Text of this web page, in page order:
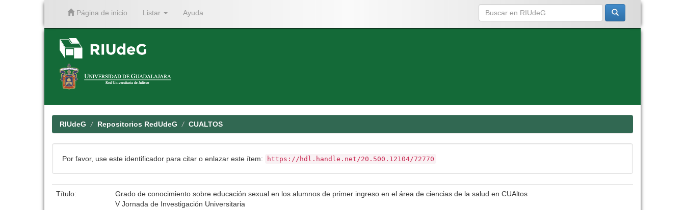
Página de inicio Listar Ayuda
RIUdeG Repositorios RedUdeG CUALTOS
Por favor, use este identificador para citar o enlazar este ítem: https://hdl.handle.net/20.500.12104/72770
Título:
Grado de conocimiento sobre educación sexual en los alumnos de primer ingreso en el área de ciencias de la salud en CUAltos
V Jornada de Investigación Universitaria